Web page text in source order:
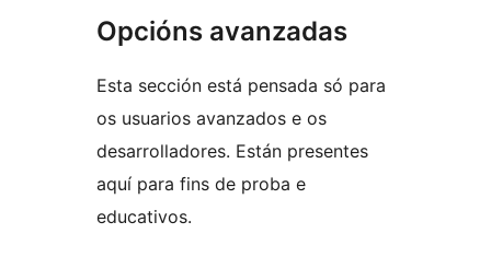
Opcións avanzadas
Esta sección está pensada só para
os usuarios avanzados e os
desarrolladores. Están presentes
aquí para fins de proba e
educativos.